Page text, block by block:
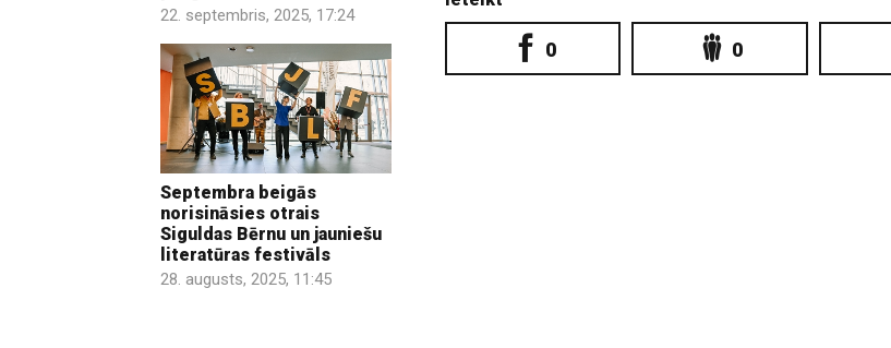
22. septembris, 2025, 17:24
Septembra beigās
norisināsies otrais
Siguldas Bērnu un jauniešu
literatūras festivāls
28. augusts, 2025, 11:45
0 0